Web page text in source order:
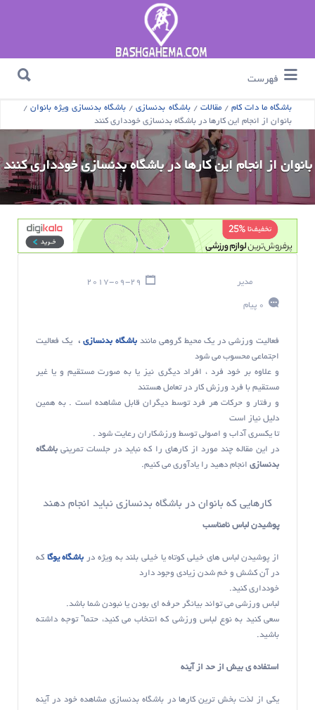
فهرست
باشگاه ما دات کام /مقالات /باشگاه بدنسازی/ باشگاه بدنسازی ویژه بانوان/
بانوان از انجام این کارها در باشگاه بدنسازی خودداری کنند
بانوان از انجام این کارها در باشگاه بدنسازی خودداری کنند
مدیر
0 پیام
فعالیت ورزشی در یک محیط گروهی مانند باشگاه بدنسازی ، یک فعالیت
اجتماعی محسوب می شود
و علاوه بر خود فرد ، افراد دیگری نیز یا به صورت مستقیم و یا غیر
مستقیم با فرد ورزش کار در تعامل هستند
و رفتار و حرکات هر فرد توسط دیگران قابل مشاهده است . به همین
دلیل نیاز است
تا یکسری آداب و اصولی توسط ورزشکاران رعایت شود .
در این مقاله چند مورد از کارهای را که نباید در جلسات تمرینی باشگاه
بدنسازی انجام دهید را یادآوری می کنیم.
کارهایی که بانوان در باشگاه بدنسازی نباید انجام دهند
پوشیدن لباس نامناسب
از پوشیدن لباس های خیلی کوتاه یا خیلی بلند به ویژه در باشگاه یوگا که
در آن کشش و خم شدن زیادی وجود دارد
خودداری کنید.
لباس ورزشی می تواند بیانگر حرفه ای بودن یا نبودن شما باشد.
سعی کنید به نوع لباس ورزشی که انتخاب می کنید، حتما” توجه داشته
باشید.
استفاده ی بیش از حد از آینه
یکی از لذت بخش ترین کارها در باشگاه بدنسازی مشاهده خود در آینه